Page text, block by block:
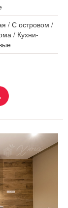
/ С островом /
/ Кухни-